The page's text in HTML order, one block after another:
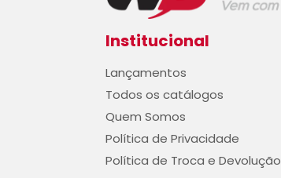
Institucional
Lançamentos
Todos os catálogos
Quem Somos
Política de Privacidade
Política de Troca e Devolução